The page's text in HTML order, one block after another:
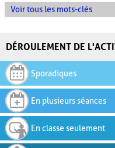
Voir tous les mots-clés
DÉROULEMENT DE
Sporadiques
En plusieurs séances
En classe seulement